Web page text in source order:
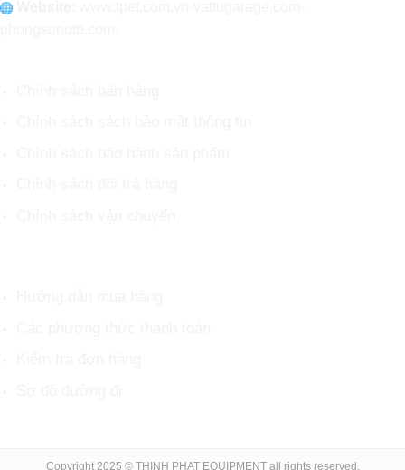
Copyright 2025 © THINH PHAT EQUIPMENT all rights reserved.